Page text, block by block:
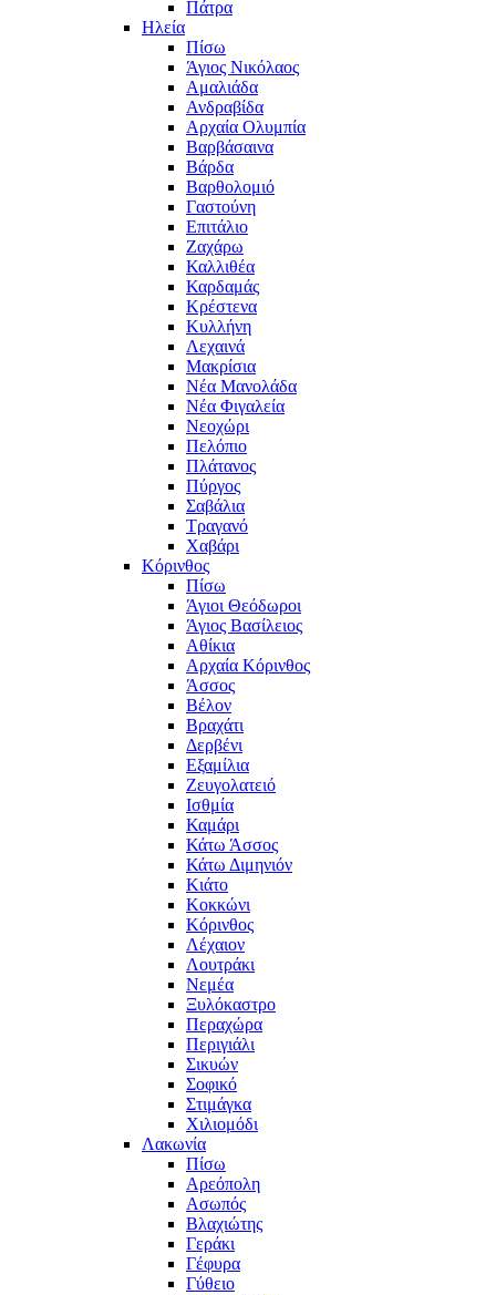
Πάτρα
Ηλεία
Πίσω
Άγιος Νικόλαος
Αμαλιάδα
Ανδραβίδα
Αρχαία Ολυμπία
Βαρβάσαινα
Βάρδα
Βαρθολομιό
Γαστούνη
Επιτάλιο
Ζαχάρω
Καλλιθέα
Καρδαμάς
Κρέστενα
Κυλλήνη
Λεχαινά
Μακρίσια
Νέα Μανολάδα
Νέα Φιγαλεία
Νεοχώρι
Πελόπιο
Πλάτανος
Πύργος
Σαβάλια
Τραγανό
Χαβάρι
Κόρινθος
Πίσω
Άγιοι Θεόδωροι
Άγιος Βασίλειος
Αθίκια
Αρχαία Κόρινθος
Άσσος
Βέλον
Βραχάτι
Δερβένι
Εξαμίλια
Ζευγολατειό
Ισθμία
Καμάρι
Κάτω Άσσος
Κάτω Διμηνιόν
Κιάτο
Κοκκώνι
Κόρινθος
Λέχαιον
Λουτράκι
Νεμέα
Ξυλόκαστρο
Περαχώρα
Περιγιάλι
Σικυών
Σοφικό
Στιμάγκα
Χιλιομόδι
Λακωνία
Πίσω
Αρεόπολη
Ασωπός
Βλαχιώτης
Γεράκι
Γέφυρα
Γύθειο